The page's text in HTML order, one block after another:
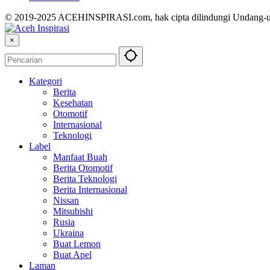
© 2019-2025 ACEHINSPIRASI.com, hak cipta dilindungi Undang-
×
Kategori
Berita
Kesehatan
Otomotif
Internasional
Teknologi
Label
Manfaat Buah
Berita Otomotif
Berita Teknologi
Berita Internasional
Nissan
Mitsubishi
Rusia
Ukraina
Buat Lemon
Buat Apel
Laman